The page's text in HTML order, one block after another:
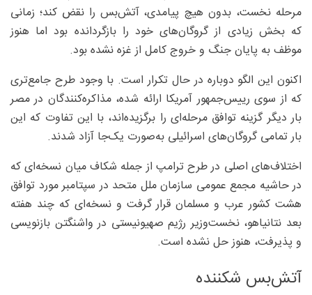
مرحله نخست، بدون هیچ پیامدی، آتش‌بس را نقض کند؛ زمانی
که بخش زیادی از گروگان‌های خود را بازگردانده بود اما هنوز
موظف به پایان جنگ و خروج کامل از غزه نشده بود.
اکنون این الگو دوباره در حال تکرار است. با وجود طرح جامع‌تری
که از سوی رییس‌جمهور آمریکا ارائه شده، مذاکره‌کنندگان در مصر
بار دیگر گزینه توافق مرحله‌ای را برگزیده‌اند، با این تفاوت که این
بار تمامی گروگان‌های اسرائیلی به‌صورت یک‌جا آزاد شدند.
اختلاف‌های اصلی در طرح ترامپ از جمله شکاف میان نسخه‌ای که
در حاشیه مجمع عمومی سازمان ملل متحد در سپتامبر مورد توافق
هشت کشور عرب و مسلمان قرار گرفت و نسخه‌ای که چند هفته
بعد نتانیاهو، نخست‌وزیر رژیم صهیونیستی در واشنگتن بازنویسی
و پذیرفت، هنوز حل نشده است.
آتش‌بس شکننده